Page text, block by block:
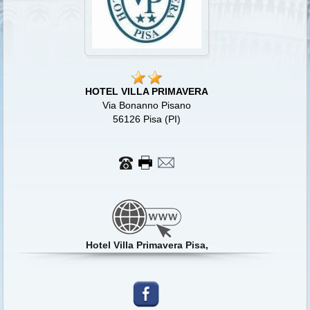
HOTEL VILLA PRIMAVERA
Via Bonanno Pisano
56126 Pisa (PI)
Hotel Villa Primavera Pisa,